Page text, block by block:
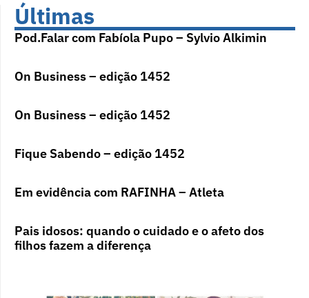
Últimas
Pod.Falar com Fabíola Pupo – Sylvio Alkimin
On Business – edição 1452
On Business – edição 1452
Fique Sabendo – edição 1452
Em evidência com RAFINHA – Atleta
Pais idosos: quando o cuidado e o afeto dos
filhos fazem a diferença